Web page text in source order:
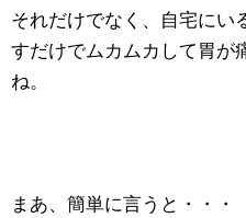
それだけでなく、自宅にい
すだけでムカムカして胃が
ね。
まあ、簡単に言うと・・・